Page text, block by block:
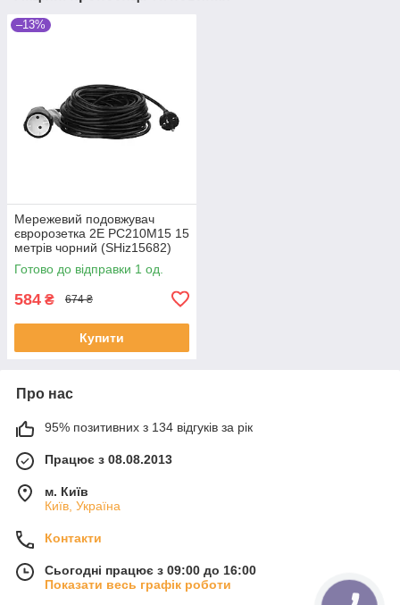
–13%
Мережевий подовжувач
євророзетка 2E PC210M15 15
метрів чорний (SHiz15682)
Готово до відправки 1 од.
584 ₴ 674 ₴
Купити
Про нас
95% позитивних з 134 відгуків за рік
Працює з 08.08.2013
м. Київ
Київ, Україна
Контакти
Сьогодні працює з 09:00 до 16:00
Показати весь графік роботи